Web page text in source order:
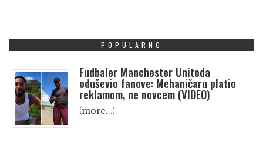
POPULARNO
Fudbaler Manchester Uniteda
oduševio fanove: Mehaničaru platio
reklamom, ne novcem (VIDEO)
(more…)